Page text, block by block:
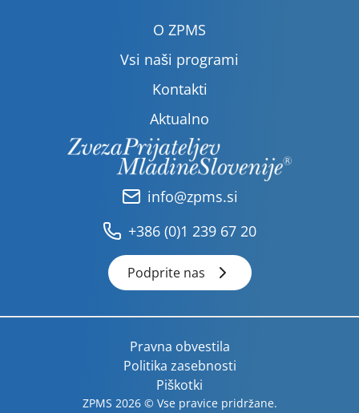
O ZPMS
Vsi naši programi
Kontakti
Aktualno
info@zpms.si
+386 (0)1 239 67 20
Podprite nas
Pravna obvestila
Politika zasebnosti
Piškotki
ZPMS 2026 © Vse pravice pridržane.